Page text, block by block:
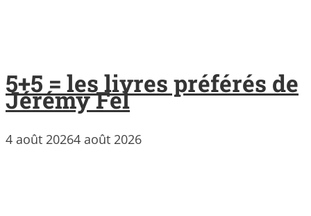
5+5 = les livres préférés de
Jérémy Fel
4 août 20264 août 2026